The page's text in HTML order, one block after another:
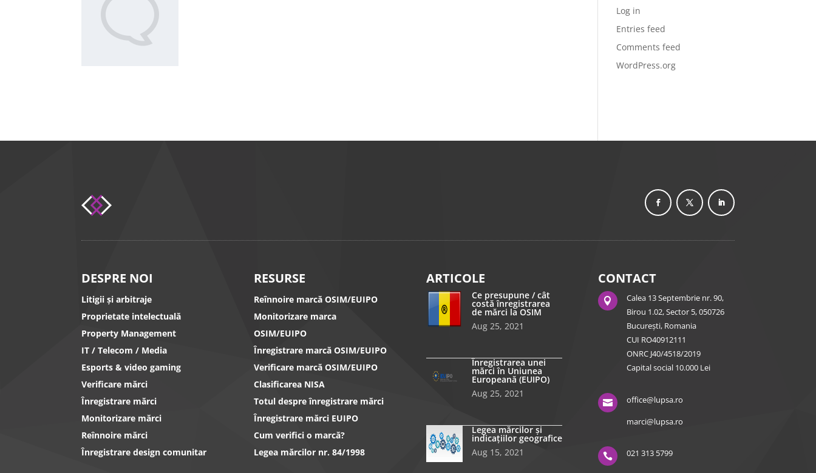
Log in
Entries feed
Comments feed
WordPress.org
DESPRE NOI
Litigii și arbitraje
Proprietate intelectuală
Property Management
IT / Telecom / Media
Esports & video gaming
Verificare mărci
Înregistrare mărci
Monitorizare mărci
Reînnoire mărci
Înregistrare design comunitar
RESURSE
Reînnoire marcă OSIM/EUIPO
Monitorizare marca
OSIM/EUIPO
Înregistrare marcă OSIM/EUIPO
Verificare marcă OSIM/EUIPO
Clasificarea NISA
Totul despre înregistrare mărci
Înregistrare mărci EUIPO
Cum verifici o marcă?
Legea mărcilor nr. 84/1998
ARTICOLE
Ce presupune / cât
costă înregistrarea
de mărci la OSIM
Aug 25, 2021
Înregistrarea unei
mărci în Uniunea
Europeană (EUIPO)
Aug 25, 2021
Legea mărcilor și
indicațiilor geografice
Aug 15, 2021
CONTACT

Calea 13 Septembrie nr. 90,
Birou 1.02, Sector 5, 050726
București, Romania
CUI RO40912111
ONRC J40/4518/2019
Capital social 10.000 Lei

office@lupsa.ro
marci@lupsa.ro
 021 313 5799